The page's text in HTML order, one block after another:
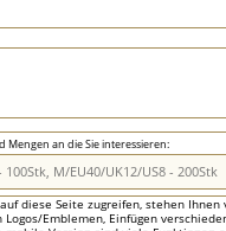
Mengen an die Sie interessieren:
diese Seite zugreifen, stehen Ihnen
Emblemen, Einfügen